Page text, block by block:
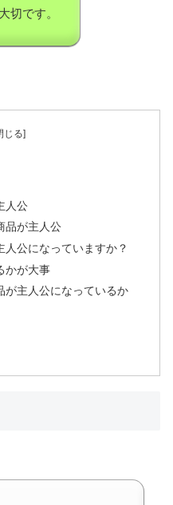
切です。
人公
品が主人公
人公になっていますか？
かが大事
が主人公になっているか